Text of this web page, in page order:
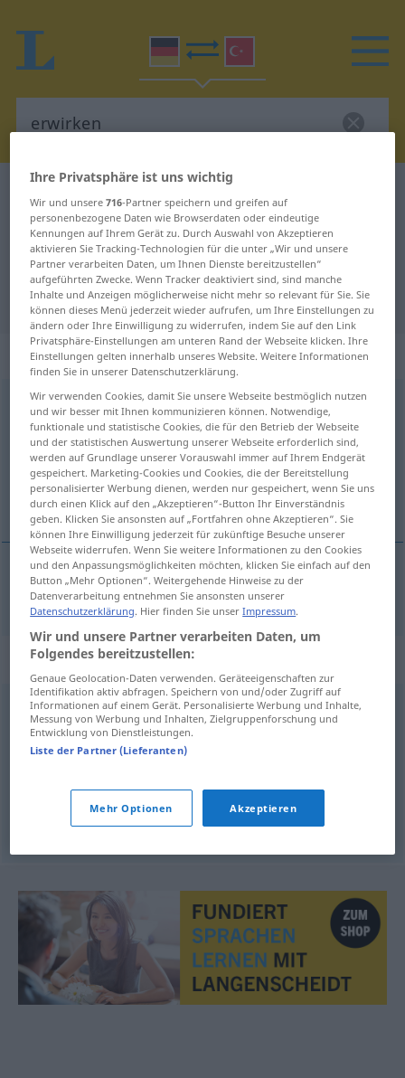
Deutsch-Türkisch Übersetzung für
"erwirken"
"erwirken" Türkisch Übersetzung
„erwirken“: transitives Verb
erwirkenv/t < ohne-ge-;h.>
Übersicht aller Übersetzungen
(Für mehr Details die Übersetzung anklicken/antippen)
sağlamak
sağlamak erwirken
Synonyme für "erwirken"
durchdrücken,durchbringen,erringen,erzwingen
,erreichen,umsetzen
Ihre Privatsphäre ist uns wichtig
Wir und unsere716-Partner speichern und greifen auf
personenbezogene Daten wie Browserdaten oder eindeutige
Kennungen auf Ihrem Gerät zu. Durch Auswahl von Akzeptieren
aktivieren Sie Tracking-Technologien für die unter „Wir und unsere
Partner verarbeiten Daten, um Ihnen Dienste bereitzustellen“
aufgeführten Zwecke. Wenn Tracker deaktiviert sind, sind manche
Inhalte und Anzeigen möglicherweise nicht mehr so relevant für Sie. Sie
können dieses Menü jederzeit wieder aufrufen, um Ihre Einstellungen zu
ändern oder Ihre Einwilligung zu widerrufen, indem Sie auf den Link
Privatsphäre-Einstellungen am unteren Rand der Webseite klicken. Ihre
Einstellungen gelten innerhalb unseres Website. Weitere Informationen
finden Sie in unserer Datenschutzerklärung.
Wir verwenden Cookies, damit Sie unsere Webseite bestmöglich nutzen
und wir besser mit Ihnen kommunizieren können. Notwendige,
funktionale und statistische Cookies, die für den Betrieb der Webseite
und der statistischen Auswertung unserer Webseite erforderlich sind,
werden auf Grundlage unserer Vorauswahl immer auf Ihrem Endgerät
gespeichert. Marketing-Cookies und Cookies, die der Bereitstellung
personalisierter Werbung dienen, werden nur gespeichert, wenn Sie uns
durch einen Klick auf den „Akzeptieren“-Button Ihr Einverständnis
geben. Klicken Sie ansonsten auf „Fortfahren ohne Akzeptieren“. Sie
können Ihre Einwilligung jederzeit für zukünftige Besuche unserer
Webseite widerrufen. Wenn Sie weitere Informationen zu den Cookies
und den Anpassungsmöglichkeiten möchten, klicken Sie einfach auf den
Button „Mehr Optionen“. Weitergehende Hinweise zu der
Datenverarbeitung entnehmen Sie ansonsten unserer
Datenschutzerklärung. Hier finden Sie unserImpressum.
Wir und unsere Partner verarbeiten Daten, um
Folgendes bereitzustellen:
Genaue Geolocation-Daten verwenden. Geräteeigenschaften zur
Identifikation aktiv abfragen. Speichern von und/oder Zugriff auf
Informationen auf einem Gerät. Personalisierte Werbung und Inhalte,
Messung von Werbung und Inhalten, Zielgruppenforschung und
Entwicklung von Dienstleistungen.
Liste der Partner (Lieferanten)
Mehr Optionen Akzeptieren